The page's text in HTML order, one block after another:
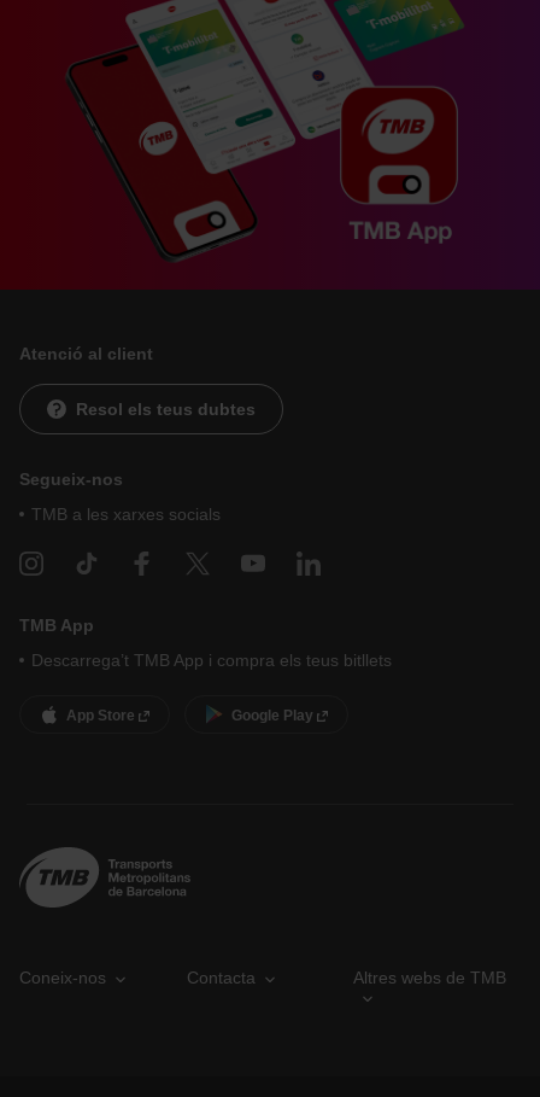
Atenció al client
Resol els teus dubtes
Segueix-nos
TMB a les xarxes socials
TMB App
Descarrega’t TMB App i compra els teus bitllets
App Store Google Play
Coneix-nos Contacta Altres webs de TMB